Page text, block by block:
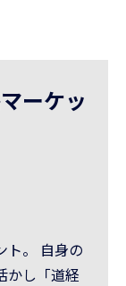
ーケッ
ト。 自身の
かし「道経